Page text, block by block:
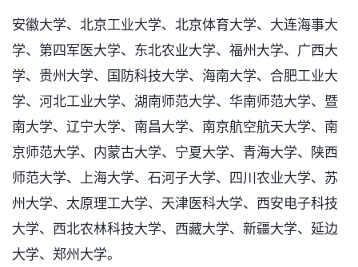
安徽大学、北京工业大学、北京体育大学、大连海事大
学、第四军医大学、东北农业大学、福州大学、广西大
学、贵州大学、国防科技大学、海南大学、合肥工业大
学、河北工业大学、湖南师范大学、华南师范大学、暨
南大学、辽宁大学、南昌大学、南京航空航天大学、南
京师范大学、内蒙古大学、宁夏大学、青海大学、陕西
师范大学、上海大学、石河子大学、四川农业大学、苏
州大学、太原理工大学、天津医科大学、西安电子科技
大学、西北农林科技大学、西藏大学、新疆大学、延边
大学、郑州大学。